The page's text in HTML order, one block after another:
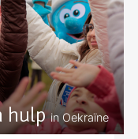
hulpin Oekraïne